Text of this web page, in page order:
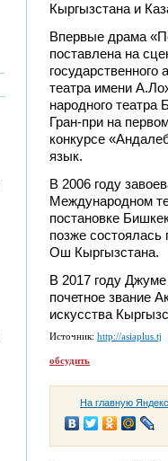
Кыргызстана и
Впервые драма
поставлена на
государственного
театра имени
народного театра
Гран-при на
конкурсе
язык.
В 2006 году
Международном
постановке
позже состоялась
Ош Кыргызстана.
В 2017 году
почетное звание
искусства
Источник: http://asiaplus.tj
обсудить
На главную